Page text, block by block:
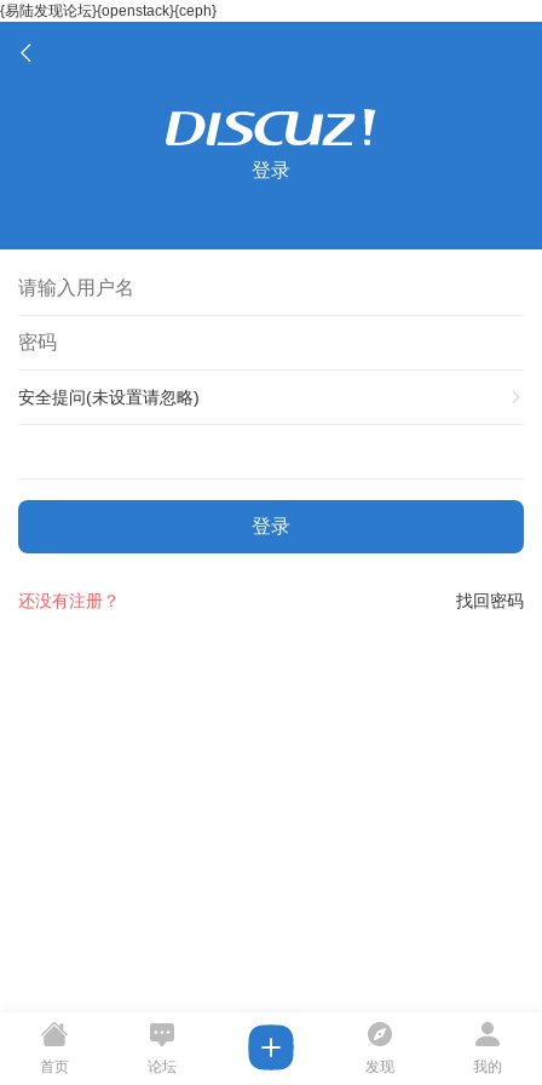
{易陆发现论坛}{openstack}{ceph}
登录
安全提问(未设置请忽略)
登录
找回密码
还没有注册？
首页 论坛 发现 我的